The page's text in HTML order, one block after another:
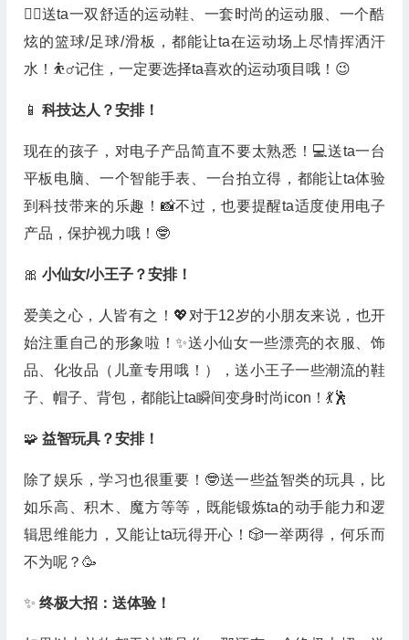
🏃‍♀️送ta一双舒适的运动鞋、一套时尚的运动服、一个酷
炫的篮球/足球/滑板，都能让ta在运动场上尽情挥洒汗
水！⛹️‍♂️记住，一定要选择ta喜欢的运动项目哦！😉
📱 科技达人？安排！
现在的孩子，对电子产品简直不要太熟悉！💻送ta一台
平板电脑、一个智能手表、一台拍立得，都能让ta体验
到科技带来的乐趣！📸不过，也要提醒ta适度使用电子
产品，保护视力哦！🤓
🎀 小仙女/小王子？安排！
爱美之心，人皆有之！💖对于12岁的小朋友来说，也开
始注重自己的形象啦！✨送小仙女一些漂亮的衣服、饰
品、化妆品（儿童专用哦！），送小王子一些潮流的鞋
子、帽子、背包，都能让ta瞬间变身时尚icon！💃🕺
🧩 益智玩具？安排！
除了娱乐，学习也很重要！🤓送一些益智类的玩具，比
如乐高、积木、魔方等等，既能锻炼ta的动手能力和逻
辑思维能力，又能让ta玩得开心！🎲一举两得，何乐而
不为呢？🥳
✨ 终极大招：送体验！